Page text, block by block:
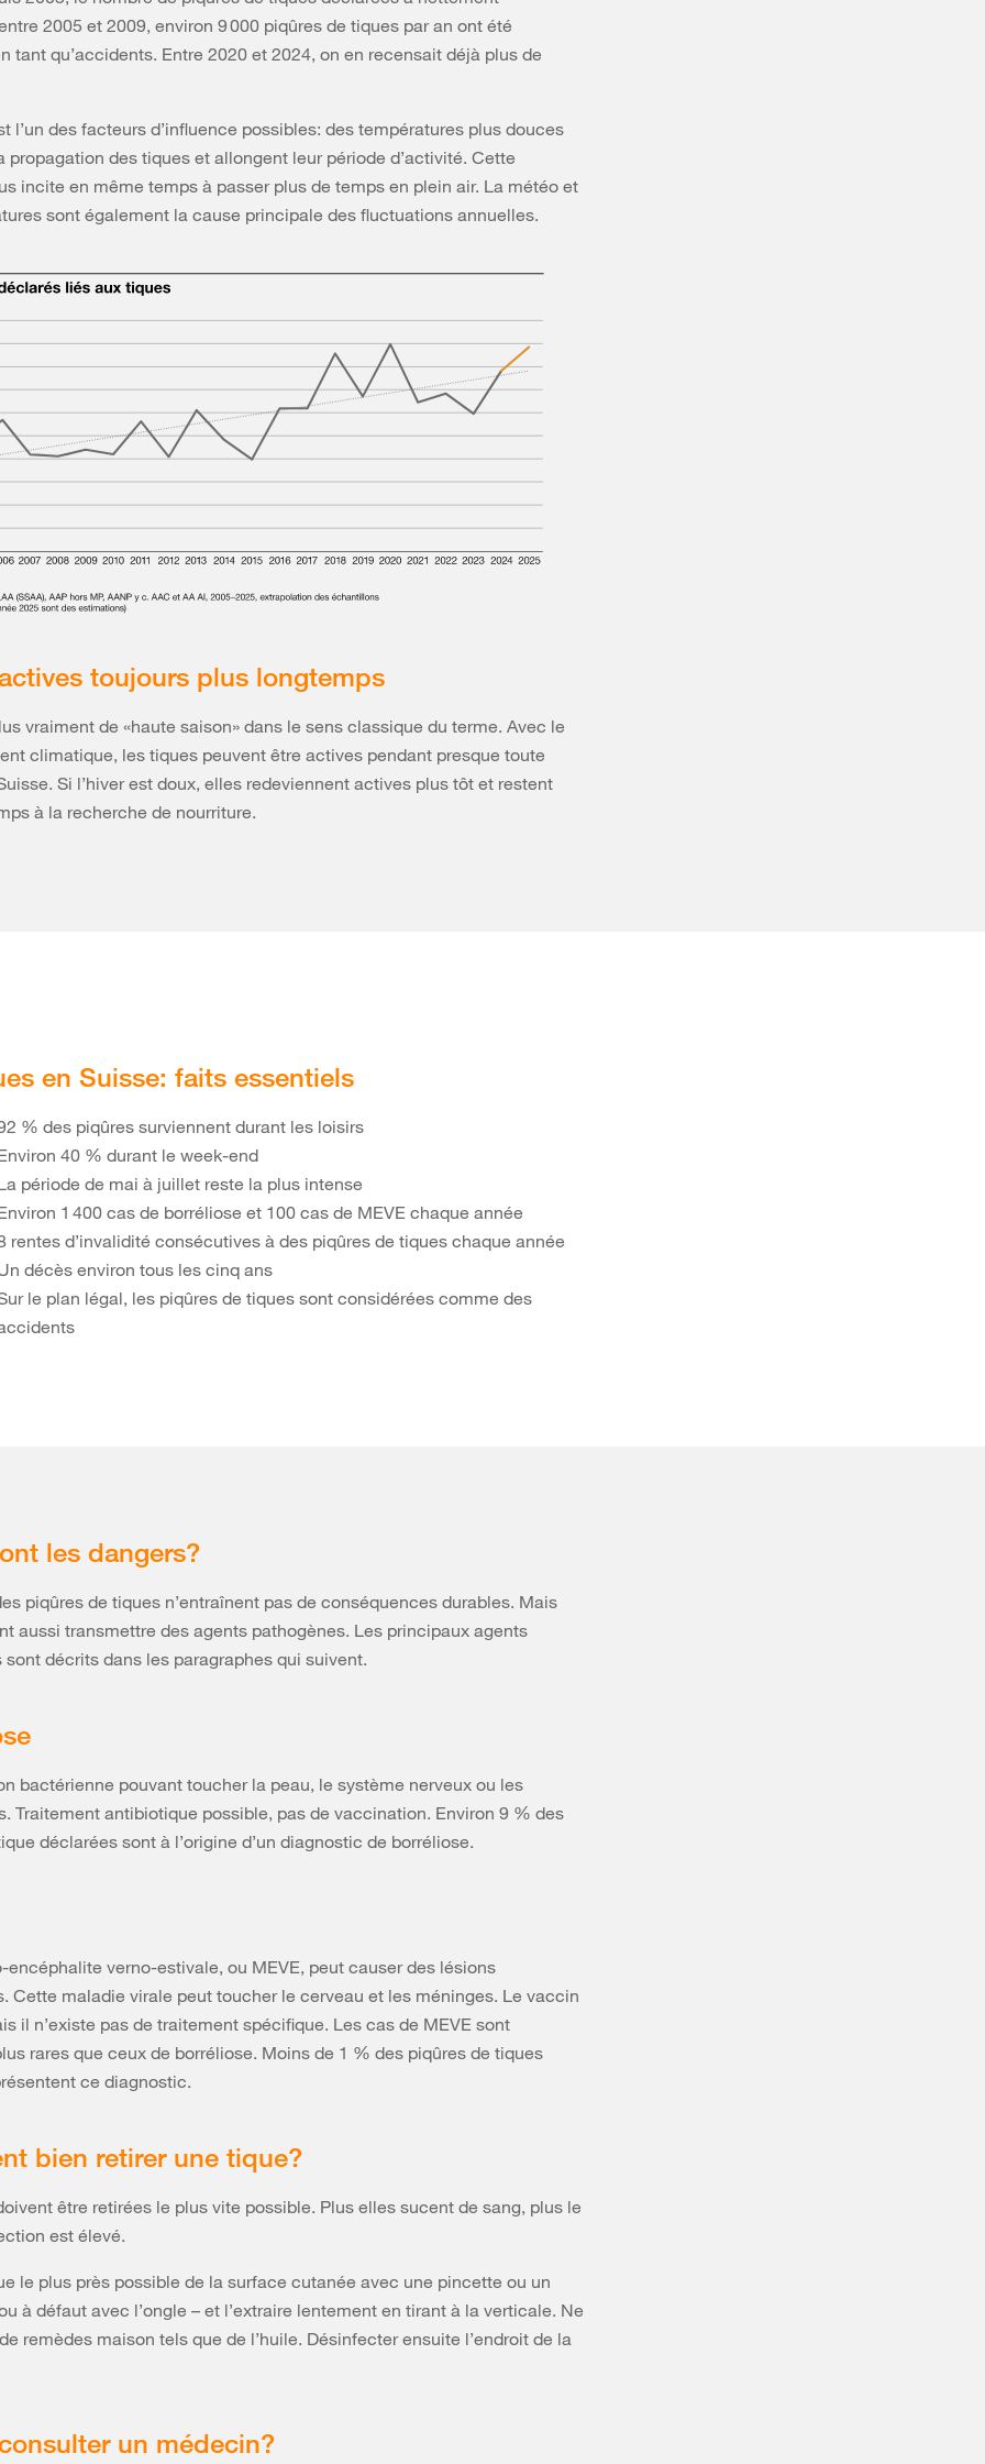
2005 et 2009, environ 9 000 piqûres de tiques par an ont été
tant qu’accidents. Entre 2020 et 2024, on en recensait déjà plus de
l’un des facteurs d’influence possibles: des températures plus douces
propagation des tiques et allongent leur période d’activité. Cette
incite en même temps à passer plus de temps en plein air. La météo et
sont également la cause principale des fluctuations annuelles.
toujours plus longtemps
vraiment de «haute saison» dans le sens classique du terme. Avec le
climatique, les tiques peuvent être actives pendant presque toute
Si l’hiver est doux, elles redeviennent actives plus tôt et restent
à la recherche de nourriture.
en Suisse: faits essentiels
% des piqûres surviennent durant les loisirs
40 % durant le week-end
période de mai à juillet reste la plus intense
1 400 cas de borréliose et 100 cas de MEVE chaque année
rentes d’invalidité consécutives à des piqûres de tiques chaque année
décès environ tous les cinq ans
le plan légal, les piqûres de tiques sont considérées comme des
les dangers?
piqûres de tiques n’entraînent pas de conséquences durables. Mais
aussi transmettre des agents pathogènes. Les principaux agents
sont décrits dans les paragraphes qui suivent.
bactérienne pouvant toucher la peau, le système nerveux ou les
Traitement antibiotique possible, pas de vaccination. Environ 9 % des
déclarées sont à l’origine d’un diagnostic de borréliose.
encéphalite verno-estivale, ou MEVE, peut causer des lésions
Cette maladie virale peut toucher le cerveau et les méninges. Le vaccin
il n’existe pas de traitement spécifique. Les cas de MEVE sont
rares que ceux de borréliose. Moins de 1 % des piqûres de tiques
ce diagnostic.
bien retirer une tique?
être retirées le plus vite possible. Plus elles sucent de sang, plus le
est élevé.
le plus près possible de la surface cutanée avec une pincette ou un
à défaut avec l’ongle – et l’extraire lentement en tirant à la verticale. Ne
remèdes maison tels que de l’huile. Désinfecter ensuite l’endroit de la
un médecin?